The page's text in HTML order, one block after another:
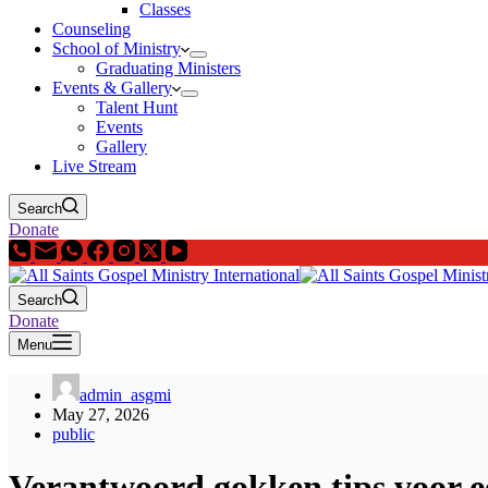
Classes
Counseling
School of Ministry
Graduating Ministers
Events & Gallery
Talent Hunt
Events
Gallery
Live Stream
Search
Donate
Search
Donate
Menu
admin_asgmi
May 27, 2026
public